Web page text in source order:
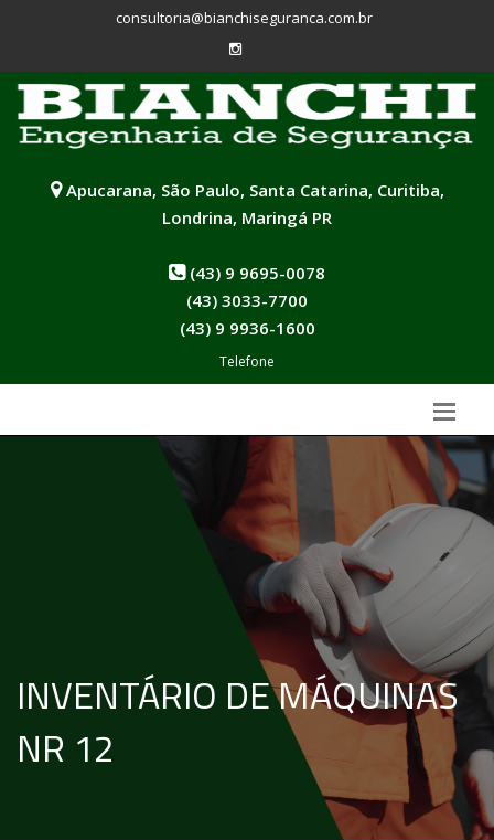
consultoria@bianchiseguranca.com.br
Apucarana, São Paulo, Santa Catarina, Curitiba,
Londrina, Maringá PR
(43) 9 9695-0078
(43) 3033-7700
(43) 9 9936-1600
Telefone
INVENTÁRIO DE MÁQUINAS
NR 12